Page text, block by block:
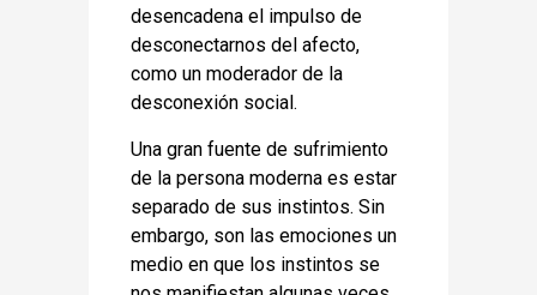
desencadena el impulso de
desconectarnos del afecto,
como un moderador de la
desconexión social.
Una gran fuente de sufrimiento
de la persona moderna es estar
separado de sus instintos. Sin
embargo, son las emociones un
medio en que los instintos se